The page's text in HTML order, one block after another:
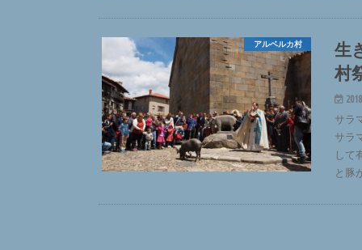
アルベルカ村
生
村
サラ
サラ
して
と豚